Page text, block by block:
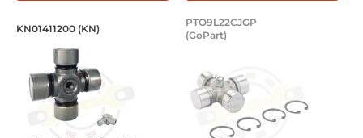
Крестовина 23,8х61,3 (24х61) мм,
Крестовина KN01411200 INA KN с диаметром чашки
KN01411200 (KN) Крестовина 24х61
Крестовина PTO9L22CJGP
PTO9L22CJGP
(GoPart)